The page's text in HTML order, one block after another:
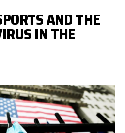
AND THE
IN THE